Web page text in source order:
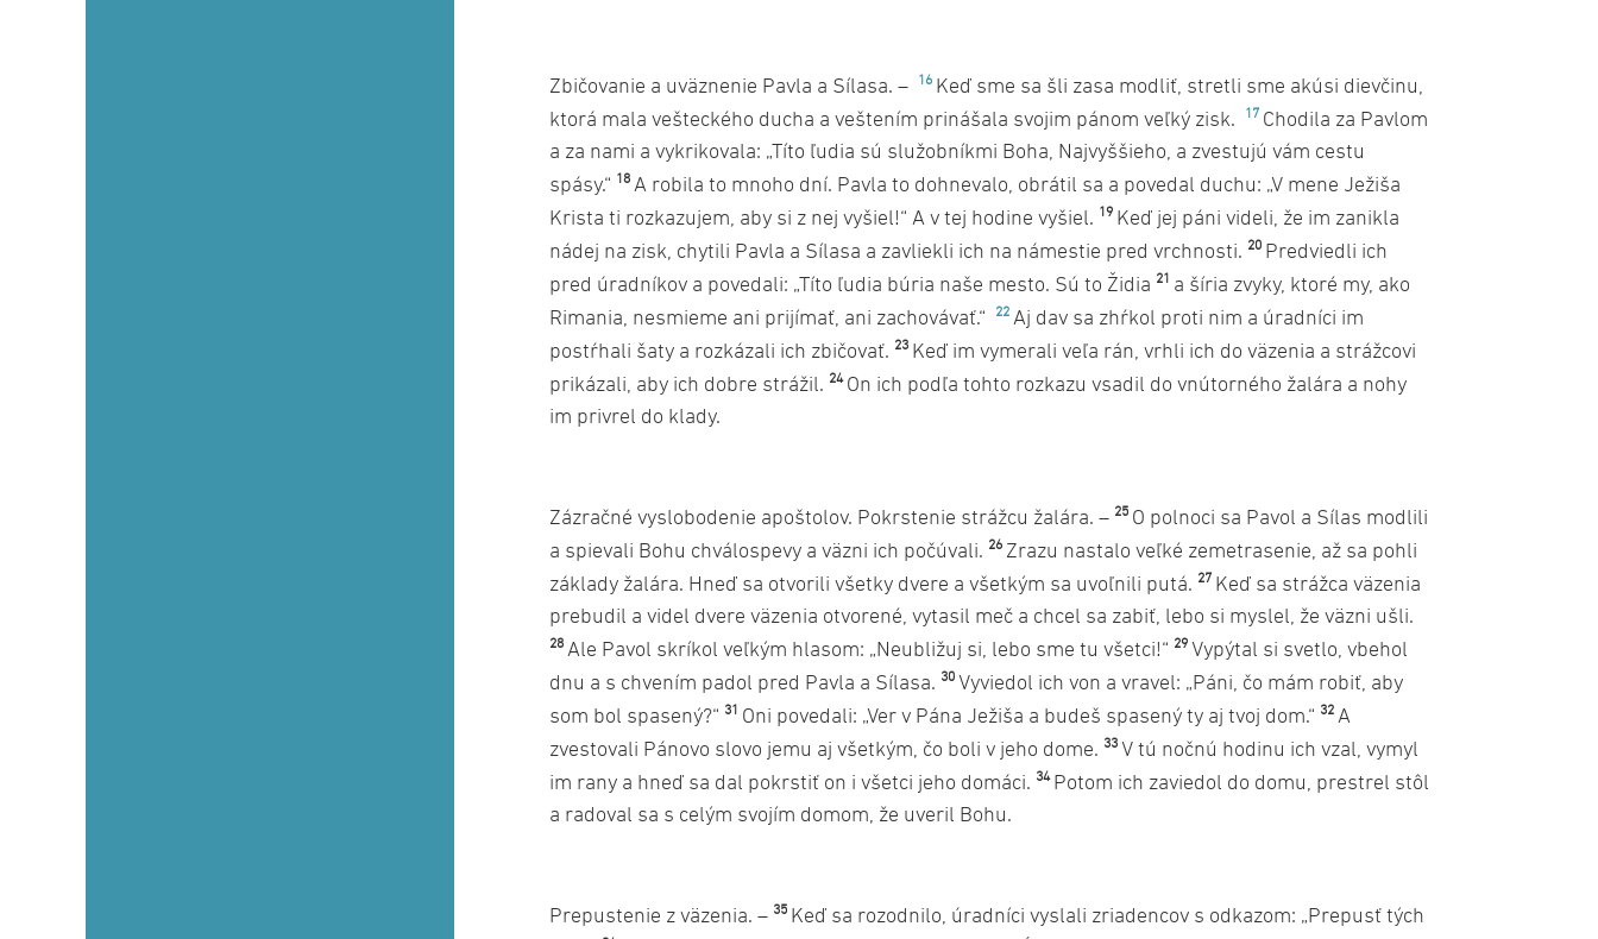
Zbičovanie a uväznenie Pavla a Sílasa. – 16 Keď sme sa šli zasa modliť, stretli sme akúsi dievčinu,
ktorá mala vešteckého ducha a veštením prinášala svojim pánom veľký zisk.
17 Chodila za Pavlom
a za nami a vykrikovala: „Títo ľudia sú služobníkmi Boha, Najvyššieho, a zvestujú vám cestu
spásy.“ 18 A robila to mnoho dní. Pavla to dohnevalo, obrátil sa a povedal duchu: „V mene Ježiša
Krista ti rozkazujem, aby si z nej vyšiel!“ A v tej hodine vyšiel. 19 Keď jej páni videli, že im zanikla
nádej na zisk, chytili Pavla a Sílasa a zavliekli ich na námestie pred vrchnosti. 20 Predviedli ich
pred úradníkov a povedali: „Títo ľudia búria naše mesto. Sú to Židia 21 a šíria zvyky, ktoré my, ako
Rimania, nesmieme ani prijímať, ani zachovávať.“
22 Aj dav sa zhŕkol proti nim a úradníci im
postŕhali šaty a rozkázali ich zbičovať. 23 Keď im vymerali veľa rán, vrhli ich do väzenia a strážcovi
prikázali, aby ich dobre strážil. 24 On ich podľa tohto rozkazu vsadil do vnútorného žalára a nohy
im privrel do klady.
Zázračné vyslobodenie apoštolov. Pokrstenie strážcu žalára. – 25 O polnoci sa Pavol a Sílas modlili
a spievali Bohu chválospevy a väzni ich počúvali. 26 Zrazu nastalo veľké zemetrasenie, až sa pohli
základy žalára. Hneď sa otvorili všetky dvere a všetkým sa uvoľnili putá. 27 Keď sa strážca väzenia
prebudil a videl dvere väzenia otvorené, vytasil meč a chcel sa zabiť, lebo si myslel, že väzni ušli.
28 Ale Pavol skríkol veľkým hlasom: „Neubližuj si, lebo sme tu všetci!“ 29 Vypýtal si svetlo, vbehol
dnu a s chvením padol pred Pavla a Sílasa. 30 Vyviedol ich von a vravel: „Páni, čo mám robiť, aby
som bol spasený?“ 31 Oni povedali: „Ver v Pána Ježiša a budeš spasený ty aj tvoj dom.“ 32 A
zvestovali Pánovo slovo jemu aj všetkým, čo boli v jeho dome. 33 V tú nočnú hodinu ich vzal, vymyl
im rany a hneď sa dal pokrstiť on i všetci jeho domáci. 34 Potom ich zaviedol do domu, prestrel stôl
a radoval sa s celým svojím domom, že uveril Bohu.
Prepustenie z väzenia. – 35 Keď sa rozodnilo, úradníci vyslali zriadencov s odkazom: „Prepusť tých